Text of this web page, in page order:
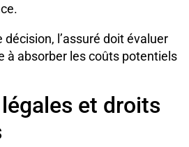
l’assuré doit évaluer
à absorber les coûts potentiels
et droits